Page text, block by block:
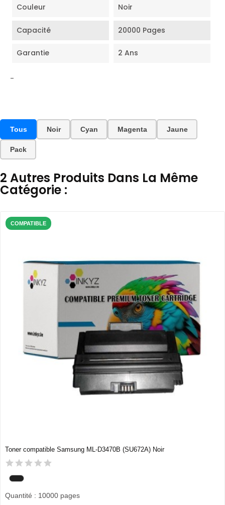
Couleur Noir
Capacité 20000 Pages
Garantie 2 Ans
-
Tous Noir Cyan Magenta Jaune
Pack
2 Autres Produits Dans La Même
Catégorie :
COMPATIBLE
Toner compatible Samsung ML-D3470B (SU672A) Noir
Quantité : 10000 pages